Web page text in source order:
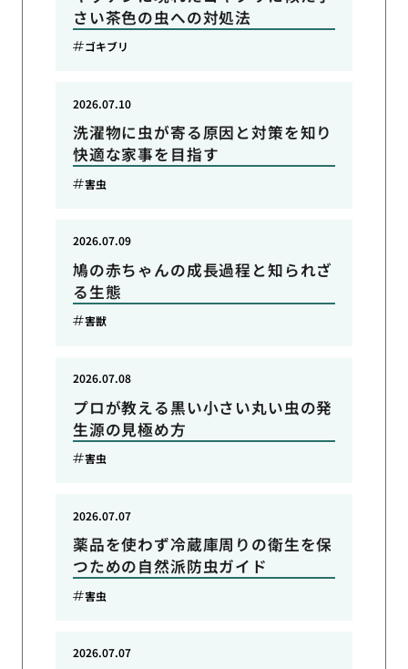
さい茶色の虫への対処法
ゴキブリ
洗濯物に虫が寄る原因と対策を知り
快適な家事を目指す
2026.07.10
害虫
鳩の赤ちゃんの成長過程と知られざ
る生態
2026.07.09
害獣
プロが教える黒い小さい丸い虫の発
生源の見極め方
2026.07.08
害虫
薬品を使わず冷蔵庫周りの衛生を保
つための自然派防虫ガイド
2026.07.07
害虫
2026.07.07